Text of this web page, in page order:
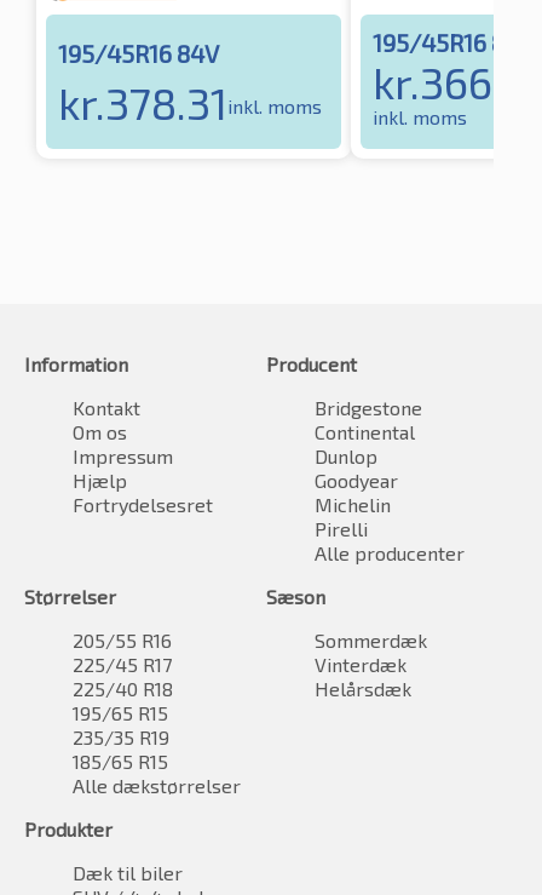
195/45R16 84V
kr.378.31 inkl. moms
195/45R16 84V
kr.
inkl. moms
Information
Kontakt
Om os
Impressum
Hjælp
Fortrydelsesret
Producent
Bridgestone
Continental
Dunlop
Goodyear
Michelin
Pirelli
Alle producenter
Størrelser
205/55 R16
225/45 R17
225/40 R18
195/65 R15
235/35 R19
185/65 R15
Alle dækstørrelser
Sæson
Sommerdæk
Vinterdæk
Helårsdæk
Produkter
Dæk til biler